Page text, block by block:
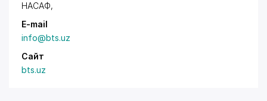
НАСАФ,
E-mail
info@bts.uz
Сайт
bts.uz